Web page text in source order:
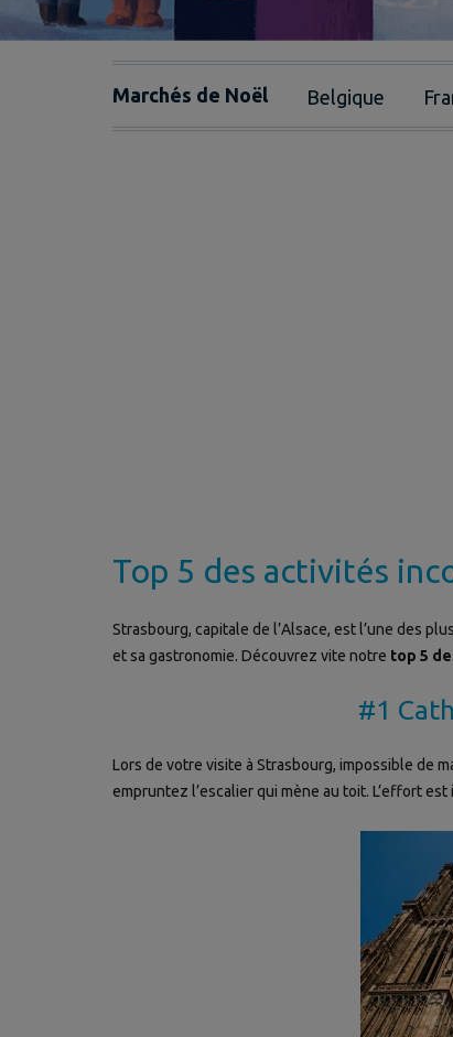
Marchés de Noël Belgique
Top 5 des activités
Strasbourg, capitale de l’Alsace, est l’une des
et sa gastronomie. Découvrez vite notre top 5
#1
Lors de votre visite à Strasbourg, impossible de
empruntez l’escalier qui mène au toit. L’effort